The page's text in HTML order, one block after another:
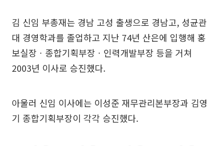
김 신임 부총재는 경남 고성 출생으로 경남고, 성균관
대 경영학과를 졸업하고 지난 74년 산은에 입행해 홍
보실장ㆍ종합기획부장ㆍ인력개발부장 등을 거쳐
2003년 이사로 승진했다.
아울러 신임 이사에는 이성준 재무관리본부장과 김영
기 종합기획부장이 각각 승진했다.